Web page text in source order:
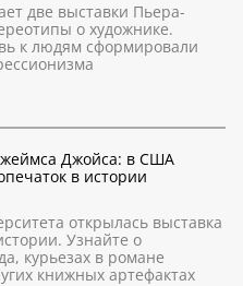
две выставки Пьера-
о художнике.
к людям сформировали
Джойса: в США
в истории
открылась выставка
Узнайте о
курьезах в романе
книжных артефактах